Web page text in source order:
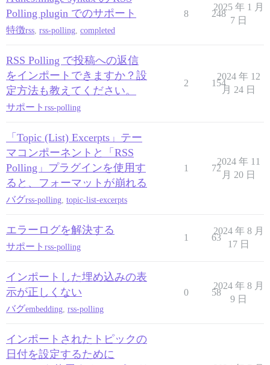
Polling plugin でのサポート
特徴rss rss-polling completed
8 248
2025 年 1 月
7 日
RSS Polling で投稿への返信
をインポートできますか？設
定方法も教えてください。
サポート rss-polling
2 154
2024 年 12
月 24 日
「Topic (List) Excerpts」テー
マコンポーネントと「RSS
Polling」プラグインを使用す
ると、フォーマットが崩れる
バグrss-polling topic-list-excerpts
1 72
2024 年 11
月 20 日
エラーログを解決する
サポート rss-polling
1 63
2024 年 8 月
17 日
インポートした埋め込みの表
示が正しくない
バグembedding rss-polling
0 58
2024 年 8 月
9 日
インポートされたトピックの
日付を設定するために